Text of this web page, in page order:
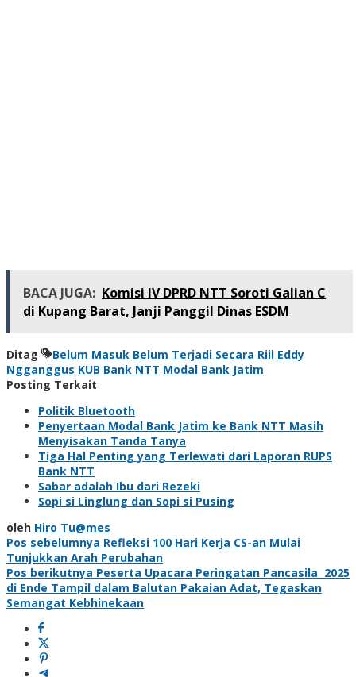
BACA JUGA: Komisi IV DPRD NTT Soroti Galian C
di Kupang Barat, Janji Panggil Dinas ESDM
Ditag Belum Masuk Belum Terjadi Secara Riil Eddy
Ngganggus KUB Bank NTT Modal Bank Jatim
Posting Terkait
Politik Bluetooth
Penyertaan Modal Bank Jatim ke Bank NTT Masih
Menyisakan Tanda Tanya
Tiga Hal Penting yang Terlewati dari Laporan RUPS
Bank NTT
Sabar adalah Ibu dari Rezeki
Sopi si Linglung dan Sopi si Pusing
oleh Hiro Tu@mes
Navigasi
pos
Pos sebelumnya Refleksi 100 Hari Kerja CS-an Mulai
Tunjukkan Arah Perubahan
Pos berikutnya Peserta Upacara Peringatan Pancasila 2025
di Ende Tampil dalam Balutan Pakaian Adat, Tegaskan
Semangat Kebhinekaan